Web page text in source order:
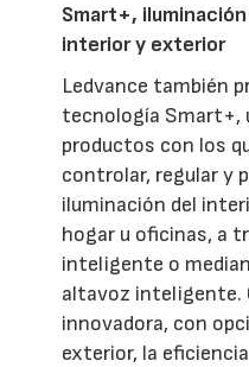
Smart+,
interior y exterior
Ledvance también
tecnología Smart+,
productos con los
controlar, regular y
iluminación del
hogar u oficinas, a
inteligente o
altavoz inteligente.
innovadora, con
exterior, la